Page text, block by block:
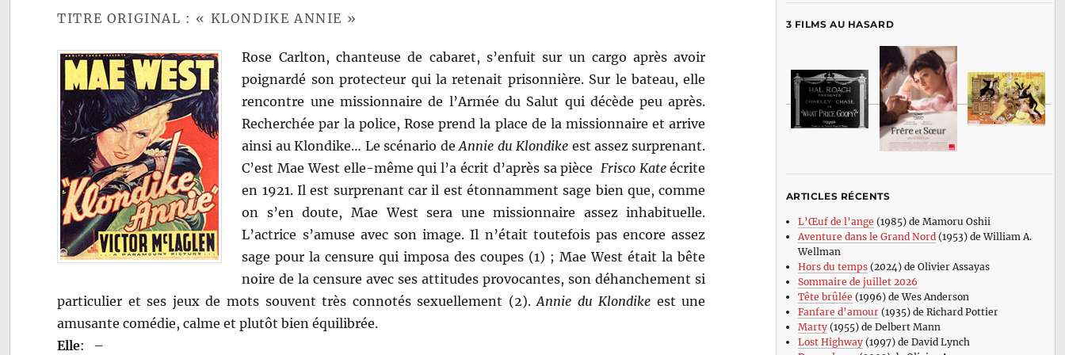
TITRE ORIGINAL : « KLONDIKE ANNIE »
Rose Carlton, chanteuse de cabaret, s’enfuit sur un cargo après avoir
poignardé son protecteur qui la retenait prisonnière. Sur le bateau, elle
rencontre une missionnaire de l’Armée du Salut qui décède peu après.
Recherchée par la police, Rose prend la place de la missionnaire et arrive
ainsi au Klondike… Le scénario deAnnie du Klondike est assez surprenant.
C’est Mae West elle-même qui l’a écrit d’après sa pièce Frisco Kateécrite
en 1921. Il est surprenant car il est étonnamment sage bien que, comme
on s’en doute, Mae West sera une missionnaire assez inhabituelle.
L’actrice s’amuse avec son image. Il n’était toutefois pas encore assez
sage pour la censure qui imposa des coupes (1) ; Mae West était la bête
noire de la censure avec ses attitudes provocantes, son déhanchement si
particulier et ses jeux de mots souvent très connotés sexuellement (2).Annie du Klondike est une
amusante comédie, calme et plutôt bien équilibrée.
Elle: –
3 FILMS AU HASARD
ARTICLES RÉCENTS
L’Œuf de l’ange (1985) de Mamoru Oshii
Aventure dans le Grand Nord(1953) de William A.
Wellman
Hors du temps(2024) de Olivier Assayas
Sommaire de juillet 2026
Tête brûlée (1996) de Wes Anderson
Fanfare d’amour(1935) de Richard Pottier
Marty(1955) de Delbert Mann
Lost Highway(1997) de David Lynch